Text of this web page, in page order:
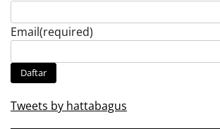
Email(required)
Daftar
Tweets by hattabagus